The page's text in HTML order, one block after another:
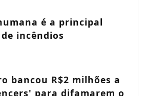
é a principal
incêndios
bancou R$2 milhões a
para difamarem o